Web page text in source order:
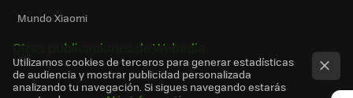
Mundo Xiaomi
Otras publicaciones de Webedia
Utilizamos cookies de terceros para generar estadísticas
de audiencia y mostrar publicidad personalizada
analizando tu navegación. Si sigues navegando estarás